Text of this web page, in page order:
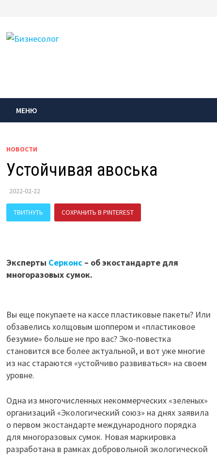
содержимому
МЕНЮ
НОВОСТИ
Устойчивая авоська
2022-02-22
ТВИТНУТЬ СОХРАНИТЬ В PINTEREST
Эксперты Серконс – об экостандарте для
многоразовых сумок.
Вы еще покупаете на кассе пластиковые пакеты? Или
обзавелись холщовым шоппером и «пластиковое
безумие» больше не про вас? Эко-повестка
становится все более актуальной, и вот уже многие
из нас стараются «устойчиво развиваться» на своем
уровне.
Одна из многочисленных некоммерческих «зеленых»
организаций «Экологический союз» на днях заявила
о первом экостандарте международного порядка
для многоразовых сумок. Новая маркировка
разработана в рамках добровольной экологической